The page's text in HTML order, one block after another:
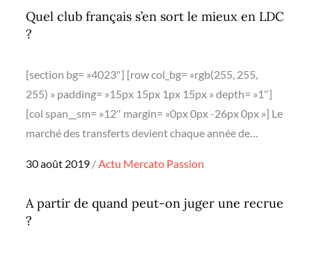
Quel club français s’en sort le mieux en LDC
?
[section bg= »4023″] [row col_bg= »rgb(255, 255,
255) » padding= »15px 15px 1px 15px » depth= »1″]
[col span__sm= »12″ margin= »0px 0px -26px 0px »] Le
marché des transferts devient chaque année de…
Posted
30 août 2019 Actu Mercato Passion
A partir de quand peut-on juger une recrue
?